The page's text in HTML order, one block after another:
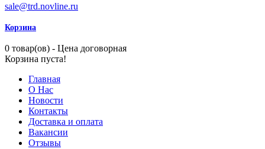
sale@trd.novline.ru
Корзина
0 товар(ов) - Цена договорная
Корзина пуста!
Главная
О Нас
Новости
Контакты
Доставка и оплата
Вакансии
Отзывы